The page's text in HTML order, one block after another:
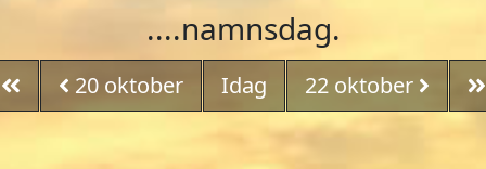
....namnsdag.
20 oktober Idag 22 oktober